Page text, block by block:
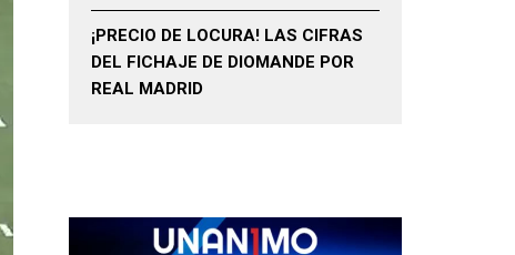
¡PRECIO DE LOCURA! LAS CIFRAS
DEL FICHAJE DE DIOMANDE POR
REAL MADRID